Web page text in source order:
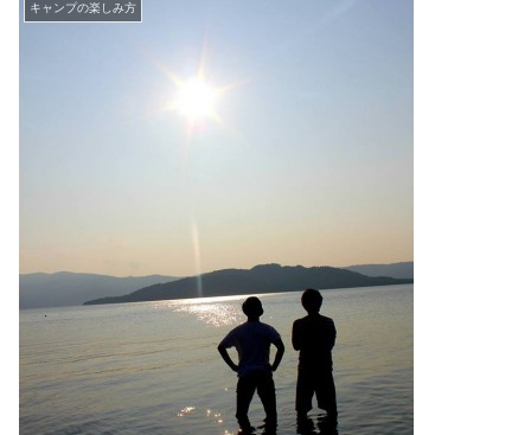
キャンプの楽しみ方